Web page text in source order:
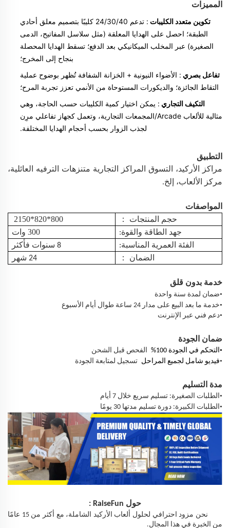
المميزات
تكوين متعدد الكليبات
: تدعم 24/30/40 كليبًا بتصميم معلق أحادي
الطبقة؛ احصل على الهدايا المعلقة (مثل سلاسل المفاتيح، الدمى
الصغيرة) عبر المخلب الميكانيكي بعد الدفع؛ تسقط الهدايا المحصلة
بنجاح إلى المخرج؛
تفاعل بصري : الأضواء النيونية + الخزانة الشفافة تُظهر بوضوح عملية
التقاط الجائزة؛ والديكورات المستوحاة من الأنمي تعزز تجربة المرح؛
التكيف التجاري : يمكن اختيار كمية الكليبات حسب الحاجة، وهي
مثالية للألعاب Arcade/المجمعات التجارية، وتعمل كجهاز تفاعلي مرِن
لجذب الزوار بحسب أحجام الهدايا المختلفة.
التطبيق
مراكز الأركيد،
التسوق المراكز التجارية متنزهات الترفيه العائلية،
مركز الألعاب، إلخ.
المواصفات
حجم المنتجات
：
800*820*2150
جهد الطاقة والقوة: 300 وات
الفئة العمرية المناسبة:
8 سنوات فأكثر
الضمان
： 24 شهر
خدمة بدون قلق
•ضمان لمدة سنة واحدة
•خدمة ما بعد البيع على مدار 24 ساعة طوال أيام الأسبوع
•دعم فني عبر الإنترنت
ضمان الجودة
• التحكم في الجودة 100%
الفحص قبل الشحن
•فيديو شامل لجميع المراحل تسجيل لمتابعة الجودة
مدة التسليم
• الطلبات الصغيرة: تسليم سريع خلال 7 أيام
• الطلبات الكبيرة: دورة تسليم مدتها 30 يومًا
حول RaiseFun
:
نحن مزود احترافي لحلول ألعاب الأركيد الشاملة، مع أكثر من 15 عامًا
من الخبرة في هذا المجال.